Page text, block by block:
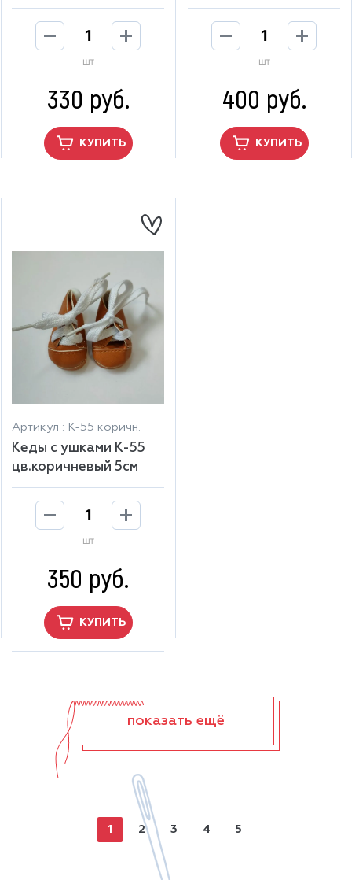
шт
330 руб.
КУПИТЬ
шт
400 руб.
КУПИТЬ
Артикул : К-55 коричн.
Кеды с ушками К-55
цв.коричневый 5см
шт
350 руб.
КУПИТЬ
показать ещё
1 2 3 4 5